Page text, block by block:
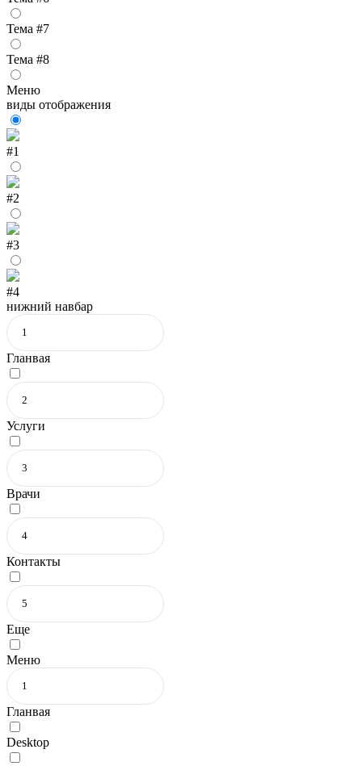
Тема #7
Тема #8
Меню
виды отображения
#1
#2
#3
#4
нижний навбар
Гланвая
Услуги
Врачи
Контакты
Еще
Меню
Гланвая
Desktop